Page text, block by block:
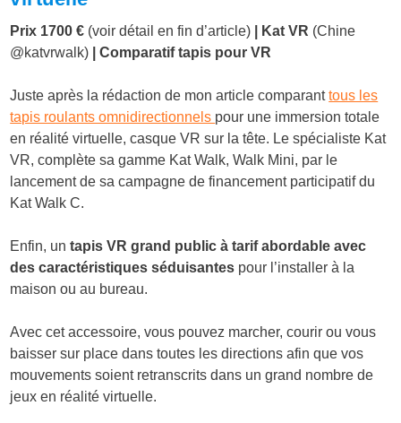
Prix 1700 € (voir détail en fin d’article) | Kat VR (Chine
@katvrwalk)
| Comparatif tapis pour VR
Juste après la rédaction de mon article comparanttous les
tapis roulants omnidirectionnels pour une immersion totale
en réalité virtuelle, casque VR sur la tête. Le spécialiste Kat
VR, complète sa gamme Kat Walk, Walk Mini, par le
lancement de sa campagne de financement participatif du
Kat Walk C.
Enfin, untapis VR grand public à tarif abordable avec
des caractéristiques séduisantes pour l’installer à la
maison ou au bureau.
Avec cet accessoire, vous pouvez marcher, courir ou vous
baisser sur place dans toutes les directions afin que vos
mouvements soient retranscrits dans un grand nombre de
jeux en réalité virtuelle.